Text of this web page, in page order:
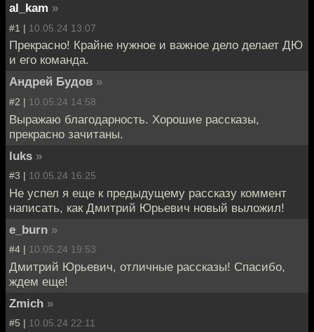
al_kam »
#1 | 10.05.24 13:07
Прекрасно! Крайне нужное и важное дело делает ДЮ
и его команда.
Андрей Будов »
#2 | 10.05.24 14:58
Выражаю благодарность. Хорошие рассказы,
прекрасно зачитаны.
luks »
#3 | 10.05.24 16:25
Не успел я еще к предыдущему рассказу коммент
написать, как Дмитрий Юрьевич новый выложил!
e_burn »
#4 | 10.05.24 19:53
Дмитрий Юрьевич, отличные рассказы! Спасибо,
ждем еще!
Zmich »
#5 | 10.05.24 22:11